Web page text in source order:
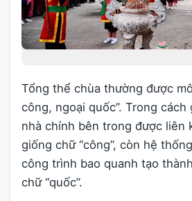
Tổng thể chùa thường được
công, ngoại quốc”. Trong cách
nhà chính bên trong được liên
giống chữ “công”, còn hệ
công trình bao quanh tạo
chữ “quốc”.